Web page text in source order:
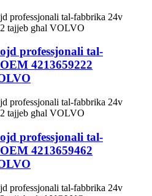
professjonali tal-
4213659222
professjonali tal-
4213659462